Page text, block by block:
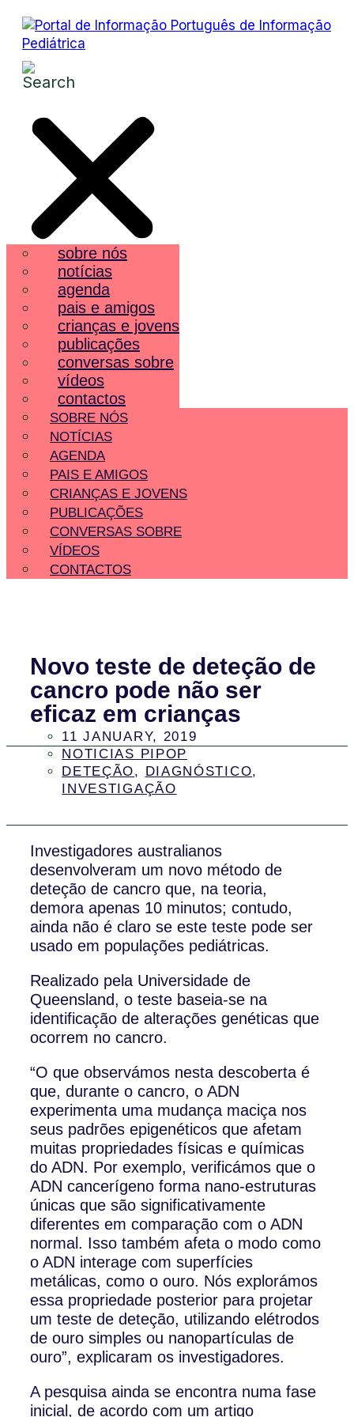
sobre nós
notícias
agenda
pais e amigos
crianças e jovens
publicações
conversas sobre
vídeos
contactos
SOBRE NÓS
NOTÍCIAS
AGENDA
PAIS E AMIGOS
CRIANÇAS E JOVENS
PUBLICAÇÕES
CONVERSAS SOBRE
VÍDEOS
CONTACTOS
Novo teste de deteção de
cancro pode não ser
eficaz em crianças
11 JANUARY, 2019
NOTICIAS PIPOP
DETEÇÃO, DIAGNÓSTICO,
INVESTIGAÇÃO
Investigadores australianos
desenvolveram um novo método de
deteção de cancro que, na teoria,
demora apenas 10 minutos; contudo,
ainda não é claro se este teste pode ser
usado em populações pediátricas.
Realizado pela Universidade de
Queensland, o teste baseia-se na
identificação de alterações genéticas que
ocorrem no cancro.
“O que observámos nesta descoberta é
que, durante o cancro, o ADN
experimenta uma mudança maciça nos
seus padrões epigenéticos que afetam
muitas propriedades físicas e químicas
do ADN. Por exemplo, verificámos que o
ADN cancerígeno forma nano-estruturas
únicas que são significativamente
diferentes em comparação com o ADN
normal. Isso também afeta o modo como
o ADN interage com superfícies
metálicas, como o ouro. Nós explorámos
essa propriedade posterior para projetar
um teste de deteção, utilizando elétrodos
de ouro simples ou nanopartículas de
ouro”, explicaram os investigadores.
A pesquisa ainda se encontra numa fase
inicial, de acordo com um artigo